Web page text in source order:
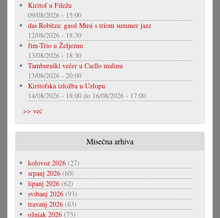
Kiritof u Filežu
09/08/2026 - 15:00
das Robitza: gassl Musi s triom summer jazz
12/08/2026 - 18:30
ftm-Trio u Željeznu
13/08/2026 - 18:30
Tamburaški večer u Csello malinu
13/08/2026 - 20:00
Kiritofska izložba u Uzlopu
14/08/2026 - 18:00 do 16/08/2026 - 17:00
>> već
Misečna arhiva
kolovoz 2026 (27)
srpanj 2026 (60)
lipanj 2026 (62)
svibanj 2026 (93)
travanj 2026 (63)
ožujak 2026 (73)